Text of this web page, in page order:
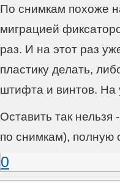
По снимкам похоже
миграцией
раз. И на этот раз
пластику делать,
штифта и винтов. На
Оставить так
по снимкам), полную
0